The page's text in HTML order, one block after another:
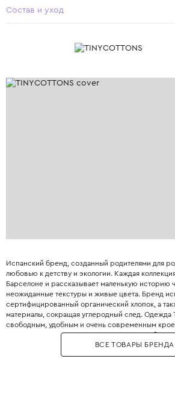
Состав и уход
Испанский бренд, созданный родителями для
любовью к детству и экологии. Каждая
Барселоне и рассказывает маленькую историю
неожиданные текстуры и живые цвета. Бренд
сертифицированный органический хлопок, а
материалы, сокращая углеродный след. Одежда
свободным, удобным и очень современным
манжеты, мягкие резинки и плоские швы
свободу движений для игр и сна. Принты
бренда: забавные животные, абстрактные узоры,
ВСЕ ТОВАРЫ БРЕНДА